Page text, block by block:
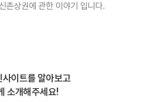
신촌상권에 관한 이야기 입니다.
이트를 알아보고
소개해주세요!